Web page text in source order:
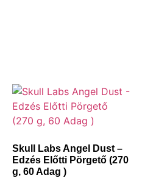
Skull Labs Angel Dust –
Edzés Előtti Pörgető (270
g, 60 Adag )